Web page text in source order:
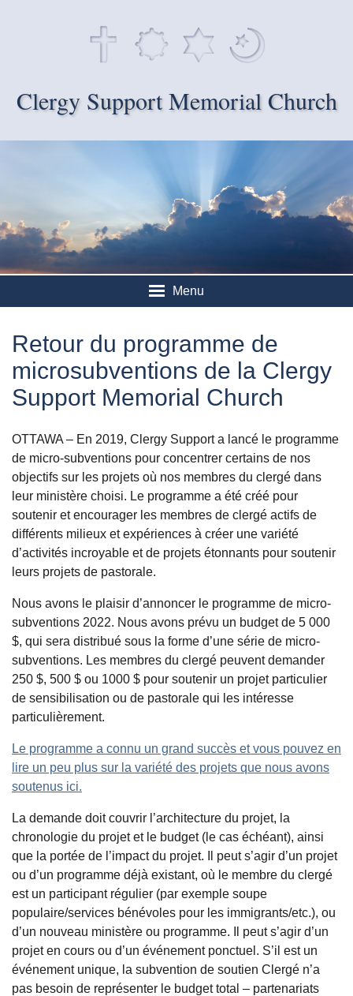
Clergy Support Memorial Church
Menu
Retour du programme de
microsubventions de la Clergy
Support Memorial Church
OTTAWA – En 2019, Clergy Support a lancé le programme
de micro-subventions pour concentrer certains de nos
objectifs sur les projets où nos membres du clergé dans
leur ministère choisi. Le programme a été créé pour
soutenir et encourager les membres de clergé actifs de
différents milieux et expériences à créer une variété
d’activités incroyable et de projets étonnants pour soutenir
leurs projets de pastorale.
Nous avons le plaisir d’annoncer le programme de micro-
subventions 2022. Nous avons prévu un budget de 5 000
$, qui sera distribué sous la forme d’une série de micro-
subventions. Les membres du clergé peuvent demander
250 $, 500 $ ou 1000 $ pour soutenir un projet particulier
de sensibilisation ou de pastorale qui les intéresse
particulièrement.
Le programme a connu un grand succès et vous pouvez en
lire un peu plus sur la variété des projets que nous avons
soutenus ici.
La demande doit couvrir l’architecture du projet, la
chronologie du projet et le budget (le cas échéant), ainsi
que la portée de l’impact du projet. Il peut s’agir d’un projet
ou d’un programme déjà existant, où le membre du clergé
est un participant régulier (par exemple soupe
populaire/services bénévoles pour les immigrants/etc.), ou
d’un nouveau ministère ou programme. Il peut s’agir d’un
projet en cours ou d’un événement ponctuel. S’il est un
événement unique, la subvention de soutien Clergé n’a
pas besoin de représenter le budget total – partenariats